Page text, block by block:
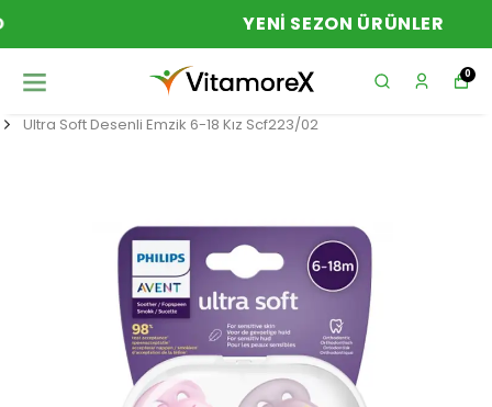
YENI SEZON ÜRÜNLER
0
Ultra Soft Desenli Emzik 6-18 Kız Scf223/02